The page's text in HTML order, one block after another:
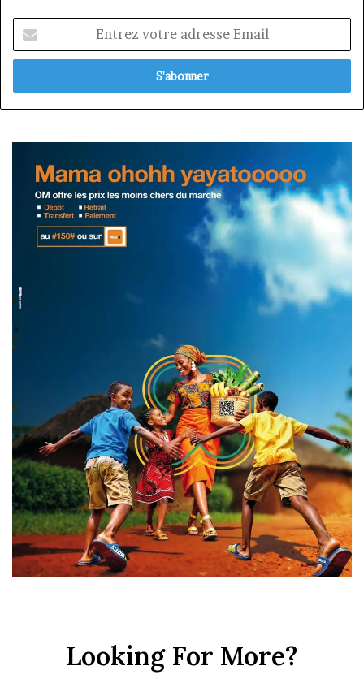
votre
adresse
Looking For More?